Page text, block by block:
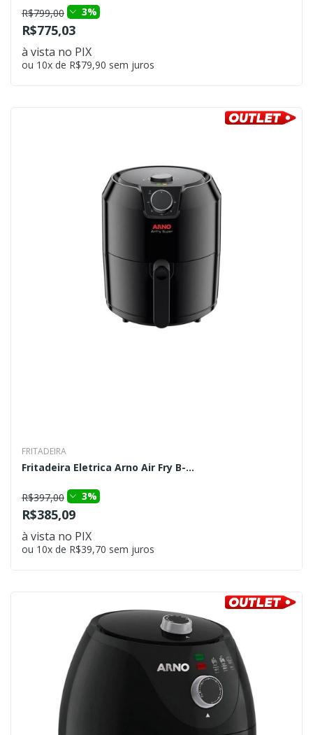
R$799,00 3%
R$775,03
à vista no PIX
ou 10x de R$79,90 sem juros
FRITADEIRA
Fritadeira Eletrica Arno Air Fry B-...
R$397,00 3%
R$385,09
à vista no PIX
ou 10x de R$39,70 sem juros